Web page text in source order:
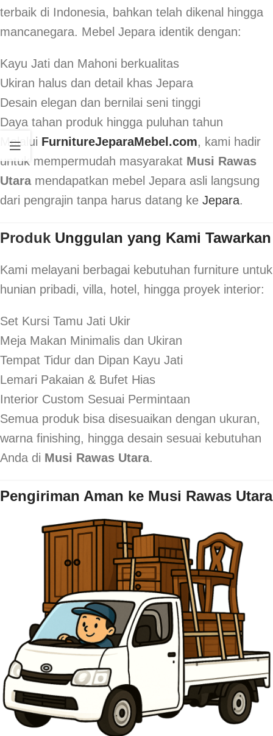
terbaik di Indonesia, bahkan telah dikenal hingga
mancanegara. Mebel Jepara identik dengan:
Kayu Jati dan Mahoni berkualitas
Ukiran halus dan detail khas Jepara
Desain elegan dan bernilai seni tinggi
Daya tahan produk hingga puluhan tahun
Melalui FurnitureJeparaMebel.com, kami hadir
untuk mempermudah masyarakat Musi Rawas
Utaramendapatkan mebel Jepara asli langsung
dari pengrajin tanpa harus datang ke Jepara.
Produk Unggulan yang Kami Tawarkan
Kami melayani berbagai kebutuhan furniture untuk
hunian pribadi, villa, hotel, hingga proyek interior:
Set Kursi Tamu Jati Ukir
Meja Makan Minimalis dan Ukiran
Tempat Tidur dan Dipan Kayu Jati
Lemari Pakaian & Bufet Hias
Interior Custom Sesuai Permintaan
Semua produk bisa disesuaikan dengan ukuran,
warna finishing, hingga desain sesuai kebutuhan
Anda di Musi Rawas Utara.
Pengiriman Aman ke Musi Rawas Utara